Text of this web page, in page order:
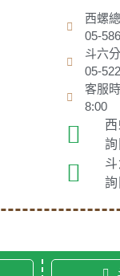
西螺
05-
斗六
05-
客服
8:00
詢
詢